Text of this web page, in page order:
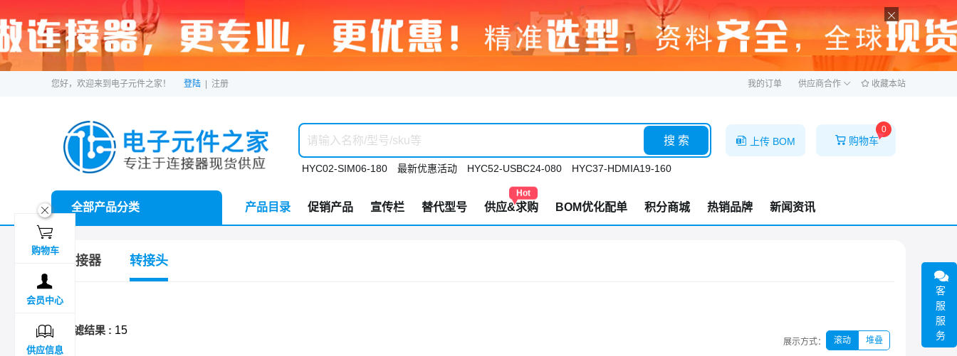
ဆ
您好，欢迎来到电子元件之家！ 登陆 注册 我的订单 供应商合作 收藏本站
HYC02-SIM06-180 最新优惠活动 HYC52-USBC24-080 HYC37-HDMIA19-160
搜 索 上传 BOM
0
购物车
全部产品分类 产品目录 促销产品 宣传栏 替代型号
Hot
供应&求购 BOM优化配单 积分商城 热销品牌 新闻资讯
连接器 转接头
过滤结果 : 15
展示方式： 滚动 堆叠
ဆ

购物车

会员中心

供应信息
客
服
服
务